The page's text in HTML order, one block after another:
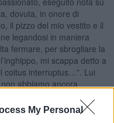
My Personal
dovuta, in onore di
il pizzo del mio vestito e il
legandosi in maniera
fermare, per sbrogliare la
mi scappa detto a
coitus interruptus…”. Lui
abbiamo ancora
divertita: “Hai ragione non